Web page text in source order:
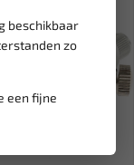
beschikbaar
zo
een fijne